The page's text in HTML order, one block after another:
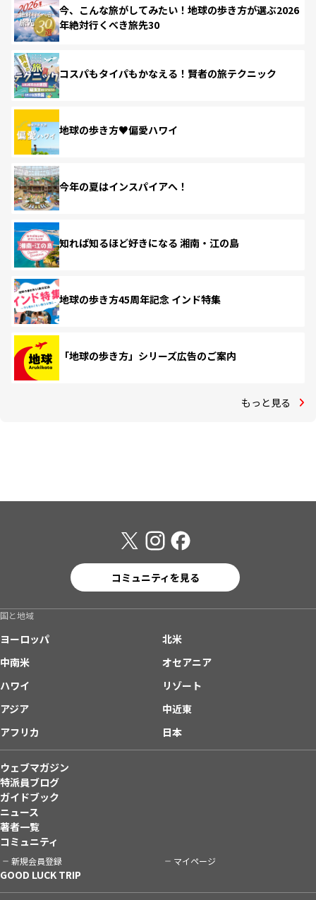
今、こんな旅がしてみたい！地球の歩き方が選ぶ2026
年絶対行くべき旅先30
コスパもタイパもかなえる！賢者の旅テクニック
地球の歩き方♥偏愛ハワイ
今年の夏はインスパイアへ！
知れば知るほど好きになる 湘南・江の島
地球の歩き方45周年記念 インド特集
「地球の歩き方」シリーズ広告のご案内
もっと見る
コミュニティを見る
国と地域
ヨーロッパ
北米
中南米
オセアニア
ハワイ
リゾート
アジア
中近東
アフリカ
日本
ウェブマガジン
特派員ブログ
ガイドブック
ニュース
著者一覧
コミュニティ
新規会員登録 マイページ
GOOD LUCK TRIP